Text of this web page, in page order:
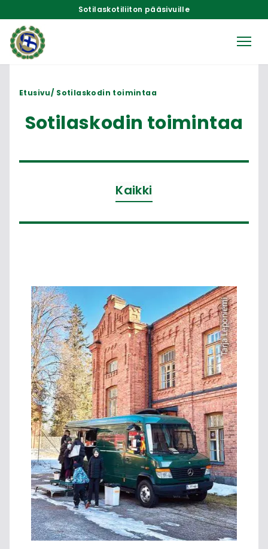
Sotilaskotiliiton pääsivuille
Etusivu Sotilaskodin toimintaa
Sotilaskodin toimintaa
Kaikki